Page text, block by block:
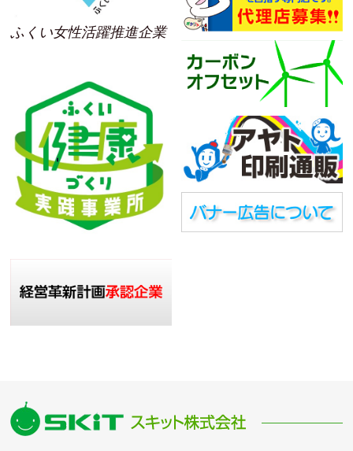
ふくい女性活躍推進企業